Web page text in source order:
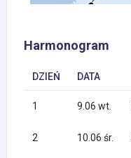
Harmonogram
DZIEŃ DATA
1 9.06 wt.
2 10.06 śr.